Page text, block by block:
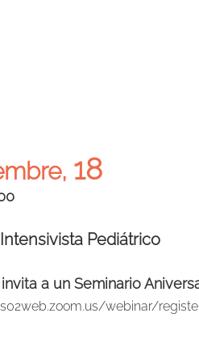
18
Pediátrico
invita a un Seminario
webinar/